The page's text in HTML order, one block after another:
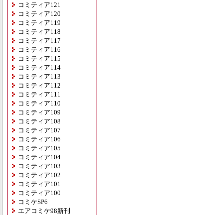
コミティア121
コミティア120
コミティア119
コミティア118
コミティア117
コミティア116
コミティア115
コミティア114
コミティア113
コミティア112
コミティア111
コミティア110
コミティア109
コミティア108
コミティア107
コミティア106
コミティア105
コミティア104
コミティア103
コミティア102
コミティア101
コミティア100
コミケSP6
エアコミケ98新刊